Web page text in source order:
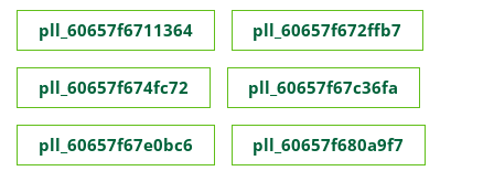
pll_60657f6711364 pll_60657f672ffb7
pll_60657f674fc72 pll_60657f67c36fa
pll_60657f67e0bc6 pll_60657f680a9f7